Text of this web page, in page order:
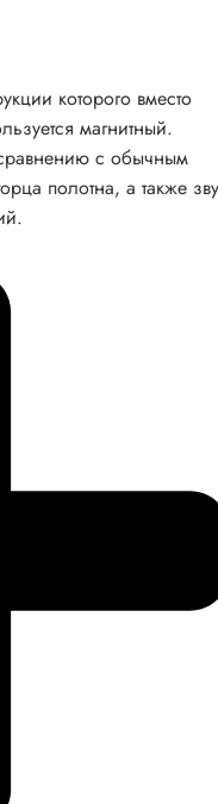
которого вместо
магнитный.
с обычным
полотна, а также